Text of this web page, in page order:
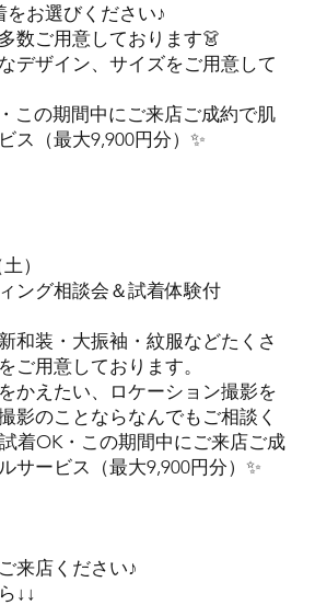
お選びください♪
数ご用意しております👗
デザイン、サイズをご用意して
この期間中にご来店ご成約で肌
ス（最大9,900円分）✨
）
ング相談会＆試着体験付
和装・大振袖・紋服などたくさ
ご用意しております。
かえたい、ロケーション撮影を
影のことならなんでもご相談く
着OK・この期間中にご来店ご成
サービス（最大9,900円分）✨
来店ください♪
↓↓